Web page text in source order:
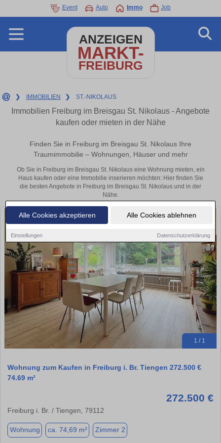
Alle Cookies akzeptieren Alle Cookies ablehnen
Einstellungen Datenschutzerklärung
Event Auto Immo Job
ANZEIGEN
MARKT-
FREIBURG
❯ IMMOBILIEN ❯ ST.-NIKOLAUS
Immobilien Freiburg im Breisgau St. Nikolaus - Angebote
kaufen oder mieten in der Nähe
Finden Sie in Freiburg im Breisgau St. Nikolaus Ihre
Traumimmobilie – Wohnungen, Häuser und mehr
Ob Sie in Freiburg im Breisgau St. Nikolaus eine Wohnung mieten, ein
Haus kaufen oder eine Immobilie inserieren möchten: Hier finden Sie
die besten Angebote in Freiburg im Breisgau St. Nikolaus und in der
Nähe.
1 / 1
Wohnung zum Kaufen in Freiburg i. Br. Tiengen 272.500 €
74.69 m²
272.500 €
Freiburg i. Br. / Tiengen, 79112
Wohnung ca. 74,69 m² Zimmer 2